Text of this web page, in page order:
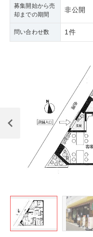
募集開始から売
却までの期間
非公開
問い合わせ数 1件